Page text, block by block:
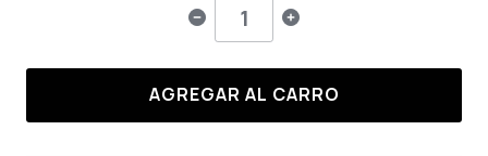
AGREGAR AL CARRO